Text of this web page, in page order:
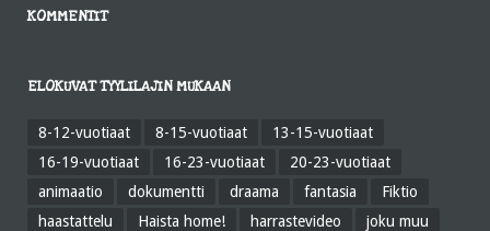
KOMMENTIT
ELOKUVAT TYYLILAJIN MUKAAN
8-12-vuotiaat 8-15-vuotiaat
13-15-vuotiaat
16-19-vuotiaat
16-23-vuotiaat
20-23-vuotiaat
animaatio
dokumentti draama fantasia
Fiktio
haastattelu
Haista home! harrastevideo
joku muu